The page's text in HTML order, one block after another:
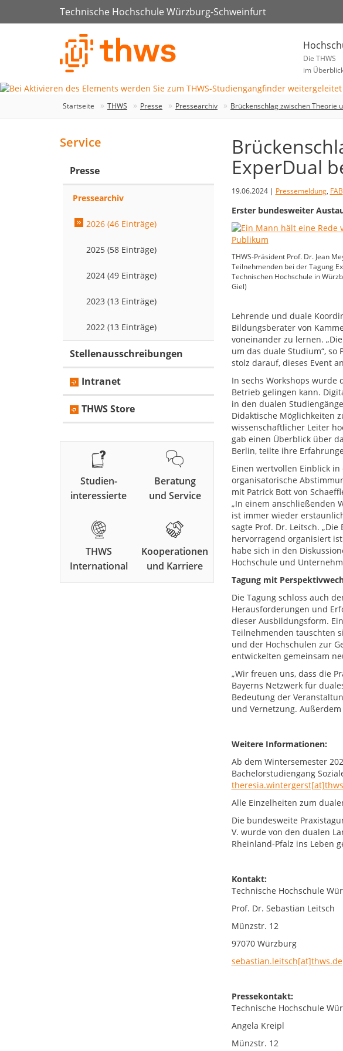
Technische Hochschule Würzburg-Schweinfurt
Die THWS
im
Startseite THWS Presse Pressearchiv Brückenschlag zwischen Theorie
ExperDual
19.06.2024 | Pressemeldung, FAB
Erster bundesweiter
THWS-Präsident Prof. Dr. Jean
Teilnehmenden bei der Tagung
Technischen Hochschule in
Giel)
Lehrende und duale
Bildungsberater von
voneinander zu lernen.
um das duale Studium“, so
stolz darauf, dieses Event
In sechs Workshops
Betrieb gelingen kann.
in den dualen
Didaktische Möglichkeiten
wissenschaftlicher Leiter
gab einen Überblick über
Berlin, teilte ihre
Einen wertvollen Einblick
organisatorische
mit Patrick Bott von
„In einem anschließenden
ist immer wieder
sagte Prof. Dr. Leitsch.
hervorragend organisiert
habe sich in den
Hochschule und
Tagung mit
Die Tagung schloss auch
Herausforderungen und
dieser Ausbildungsform.
Teilnehmenden tauschten
und der Hochschulen zur
entwickelten gemeinsam
„Wir freuen uns, dass die
Bayerns Netzwerk für
Bedeutung der
und Vernetzung.
Weitere Informationen:
Ab dem Wintersemester
Bachelorstudiengang
Alle Einzelheiten zum
Die bundesweite
V. wurde von den dualen
Rheinland-Pfalz ins Leben
Kontakt:
Technische Hochschule
Prof. Dr. Sebastian Leitsch
Münzstr. 12
97070 Würzburg
sebastian.leitsch[at]thws.de
Pressekontakt:
Technische Hochschule
Angela Kreipl
Münzstr. 12
Service
Presse
Pressearchiv
2026 (46 Einträge)
2025 (58 Einträge)
2024 (49 Einträge)
2023 (13 Einträge)
2022 (13 Einträge)
Stellenausschreibungen
Intranet
THWS Store
Studien-
interessierte
Beratung
und Service
THWS
International
Kooperationen
und Karriere